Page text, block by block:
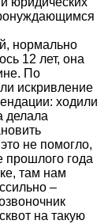
нормально
12 лет, она
По
искривление
ходили
делала
не помогло,
прошлого года
там нам
–
на такую